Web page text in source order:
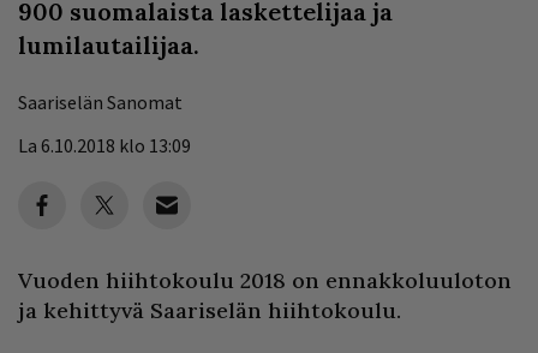
900 suomalaista laskettelijaa ja
lumilautailijaa.
Saariselän Sanomat
La 6.10.2018 klo 13:09
Vuoden hiihtokoulu 2018 on ennakkoluuloton
ja kehittyvä Saariselän hiihtokoulu.